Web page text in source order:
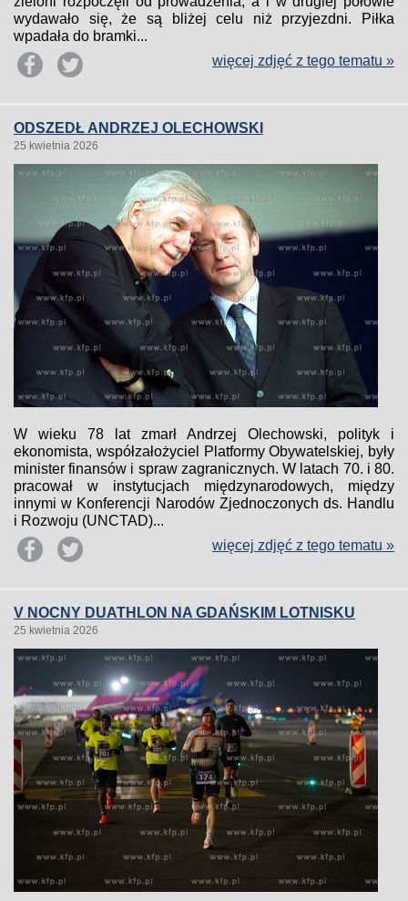
wydawało się, że są bliżej celu niż przyjezdni. Piłka
wpadała do bramki...
więcej zdjęć z tego tematu »
ODSZEDŁ ANDRZEJ OLECHOWSKI
25 kwietnia 2026
W wieku 78 lat zmarł Andrzej Olechowski, polityk i
ekonomista, współzałożyciel Platformy Obywatelskiej, były
minister finansów i spraw zagranicznych. W latach 70. i 80.
pracował w instytucjach międzynarodowych, między
innymi w Konferencji Narodów Zjednoczonych ds. Handlu
i Rozwoju (UNCTAD)...
więcej zdjęć z tego tematu »
V NOCNY DUATHLON NA GDAŃSKIM LOTNISKU
25 kwietnia 2026